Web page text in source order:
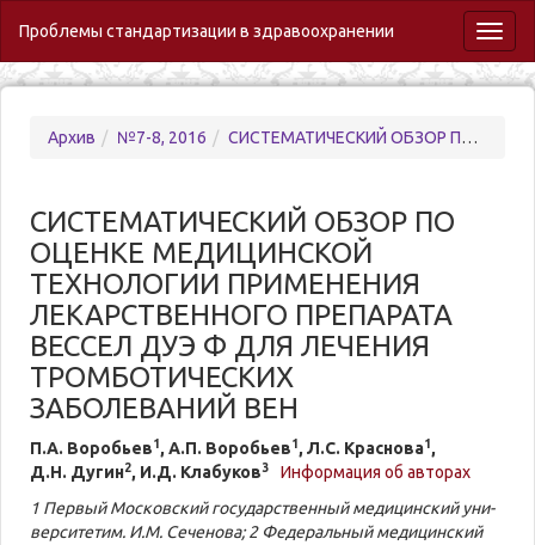
Проблемы стандартизации в здравоохранении
Архив №7-8, 2016 СИСТЕМАТИЧЕСКИЙ ОБЗОР ПО ОЦЕНКЕ МЕДИЦИНСКОЙ ТЕХНОЛОГИИ ПРИМЕНЕНИЯ ЛЕКАРСТВЕННОГО ПРЕПАРАТА ВЕССЕЛ ДУЭ Ф ДЛЯ ЛЕЧЕНИЯ ТРОМБОТИЧЕСКИХ ЗАБОЛЕВАНИЙ ВЕН
СИСТЕМАТИЧЕСКИЙ ОБЗОР ПО
ОЦЕНКЕ МЕДИЦИНСКОЙ
ТЕХНОЛОГИИ ПРИМЕНЕНИЯ
ЛЕКАРСТВЕННОГО ПРЕПАРАТА
ВЕССЕЛ ДУЭ Ф ДЛЯ ЛЕЧЕНИЯ
ТРОМБОТИЧЕСКИХ
ЗАБОЛЕВАНИЙ ВЕН
П.А. Во­ро­бьев1, А.П. Во­ро­бьев1, Л.С. Крас­но­ва1,
Д.Н. Ду­гин2, И.Д. Кла­бу­ков3
Информация об авторах
1 Пер­вый Московский го­су­дар­ствен­ный ме­ди­цинский уни­
вер­си­те­тим. И.М. Се­че­но­ва; 2 Фе­де­раль­ный ме­ди­цинский